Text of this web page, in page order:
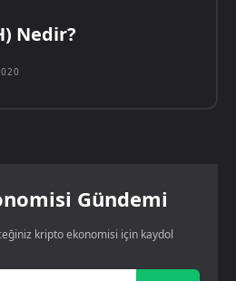
Nedir?
Gündemi
kripto ekonomisi için kaydol